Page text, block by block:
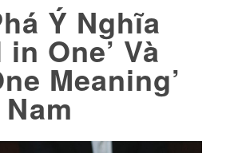
Ý Nghĩa
in One’ Và
Meaning’